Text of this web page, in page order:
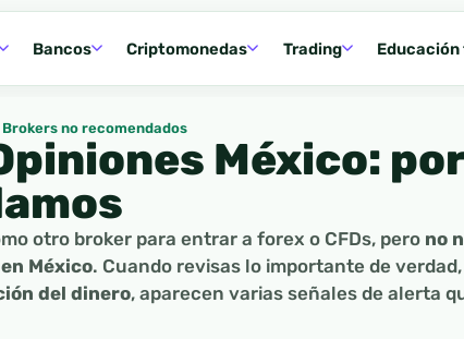
Bancos Criptomonedas Trading
Brokers no recomendados
México:
otro broker para entrar a forex o CFDs, pero no
México. Cuando revisas lo importante de
del dinero, aparecen varias señales de alerta